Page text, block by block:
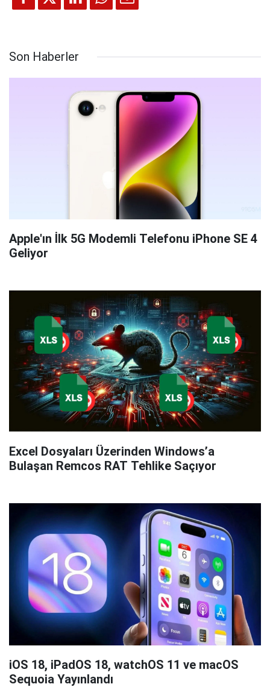
Son Haberler
Apple'ın İlk 5G Modemli Telefonu iPhone SE 4
Geliyor
Excel Dosyaları Üzerinden Windows’a
Bulaşan Remcos RAT Tehlike Saçıyor
iOS 18, iPadOS 18, watchOS 11 ve macOS
Sequoia Yayınlandı